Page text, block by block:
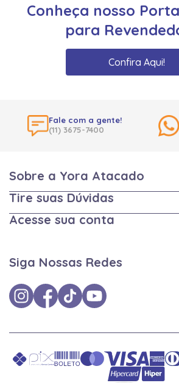
Conheça nosso
para
Confira Aqui!
Fale com a gente!
(11) 3675-7400
Sobre a Yora Atacado
Tire suas Dúvidas
Acesse sua conta
Siga Nossas Redes